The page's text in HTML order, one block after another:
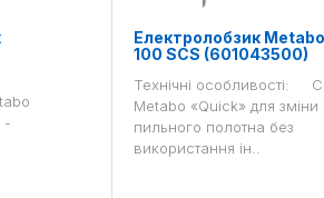
-
Електролобзик
100 SCS (601043500)
Технічні особливості:
Metabo «Quick» для зміни
пильного полотна без
використання ін..